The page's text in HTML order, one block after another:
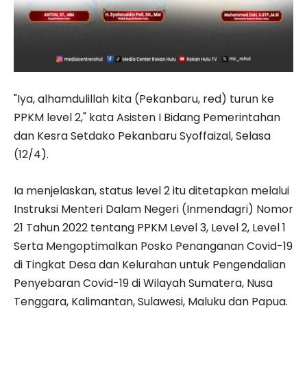
"Iya, alhamdulillah kita (Pekanbaru, red) turun ke
PPKM level 2," kata Asisten I Bidang Pemerintahan
dan Kesra Setdako Pekanbaru Syoffaizal, Selasa
(12/4).
Ia menjelaskan, status level 2 itu ditetapkan melalui
Instruksi Menteri Dalam Negeri (Inmendagri) Nomor
21 Tahun 2022 tentang PPKM Level 3, Level 2, Level 1
Serta Mengoptimalkan Posko Penanganan Covid-19
di Tingkat Desa dan Kelurahan untuk Pengendalian
Penyebaran Covid-19 di Wilayah Sumatera, Nusa
Tenggara, Kalimantan, Sulawesi, Maluku dan Papua.